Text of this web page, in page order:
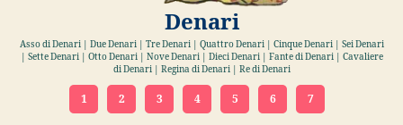
Denari
Asso di Denari | Due Denari | Tre Denari | Quattro Denari | Cinque Denari | Sei Denari
| Sette Denari | Otto Denari | Nove Denari | Dieci Denari | Fante di Denari | Cavaliere
di Denari | Regina di Denari | Re di Denari
1 2 3 4 5 6 7